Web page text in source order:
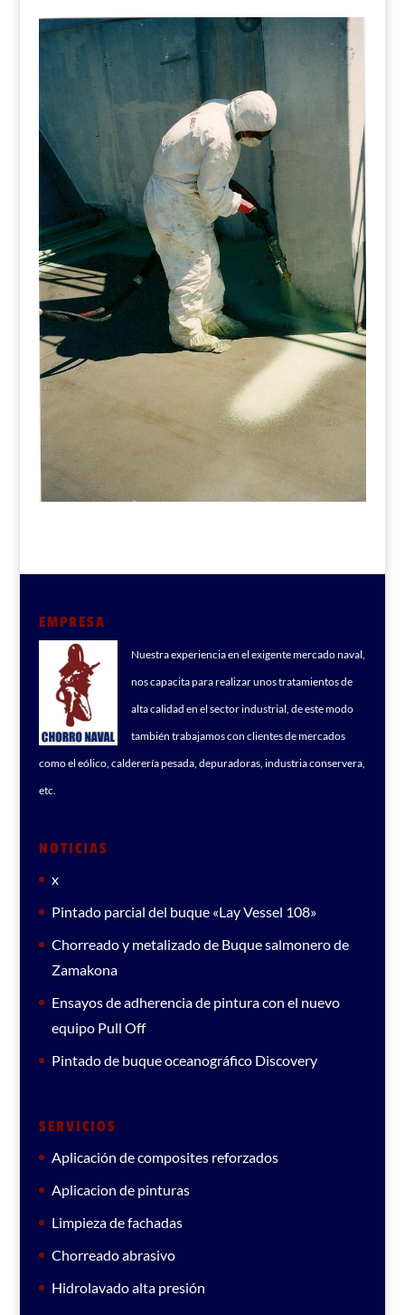
EMPRESA
Nuestra experiencia en el exigente mercado naval,
nos capacita para realizar unos tratamientos de
alta calidad en el sector industrial, de este modo
también trabajamos con clientes de mercados
como el eólico, calderería pesada, depuradoras, industria conservera,
etc.
NOTICIAS
x
Pintado parcial del buque «Lay Vessel 108»
Chorreado y metalizado de Buque salmonero de
Zamakona
Ensayos de adherencia de pintura con el nuevo
equipo Pull Off
Pintado de buque oceanográfico Discovery
SERVICIOS
Aplicación de composites reforzados
Aplicacion de pinturas
Limpieza de fachadas
Chorreado abrasivo
Hidrolavado alta presión